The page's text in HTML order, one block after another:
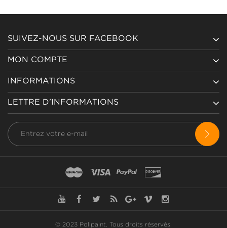
SUIVEZ-NOUS SUR FACEBOOK
MON COMPTE
INFORMATIONS
LETTRE D'INFORMATIONS
© 2023 Polipaint. Tous droits réservés.